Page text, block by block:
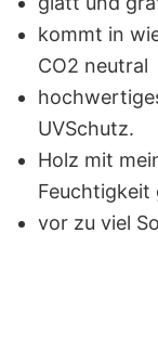
kommt in
CO2 neutral
UVSchutz.
Holz mit
Feuchtigkeit
vor zu viel